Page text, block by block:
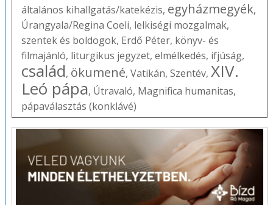
általános kihallgatás/katekézis, egyházmegyék,
Úrangyala/Regina Coeli, lelkiségi mozgalmak,
szentek és boldogok, Erdő Péter, könyv- és
filmajánló, liturgikus jegyzet, elmélkedés, ifjúság,
család, ökumené, Vatikán, Szentév, XIV.
Leó pápa, Útravaló, Magnifica humanitas,
pápaválasztás (konklávé)